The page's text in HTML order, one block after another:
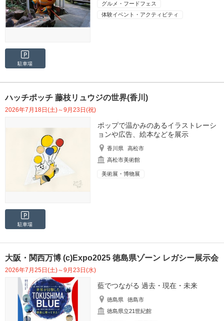
グルメ・フードフェス
体験イベント・アクティビティ
駐車場
ハッチポッチ 藤枝リュウジの世界(香川)
2026年7月18日(土)～9月23日(祝)
ポップで温かみのあるイラストレーシ
ョンや広告、絵本などを展示
香川県
高松市
高松市美術館
美術展・博物展
駐車場
大阪・関西万博 (c)Expo2025 徳島県ゾーン レガシー展示会
2026年7月25日(土)～9月23日(水)
藍でつながる 過去・現在・未来
徳島県
徳島市
徳島県立21世紀館